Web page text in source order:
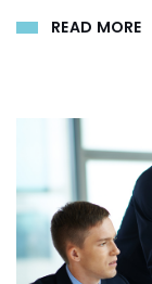
READ MORE